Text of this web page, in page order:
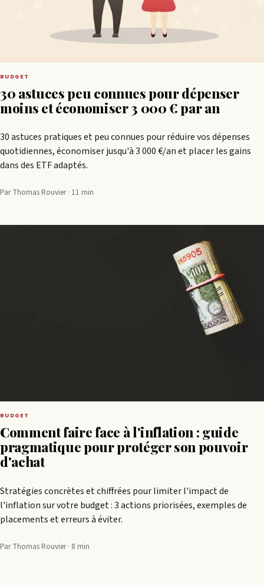
BUDGET
30 astuces peu connues pour dépenser
moins et économiser 3 000 € par an
30 astuces pratiques et peu connues pour réduire vos dépenses
quotidiennes, économiser jusqu'à 3 000 €/an et placer les gains
dans des ETF adaptés.
Par Thomas Rouvier · 11 min
BUDGET
Comment faire face à l'inflation : guide
pragmatique pour protéger son pouvoir
d'achat
Stratégies concrètes et chiffrées pour limiter l'impact de
l'inflation sur votre budget : 3 actions priorisées, exemples de
placements et erreurs à éviter.
Par Thomas Rouvier · 8 min